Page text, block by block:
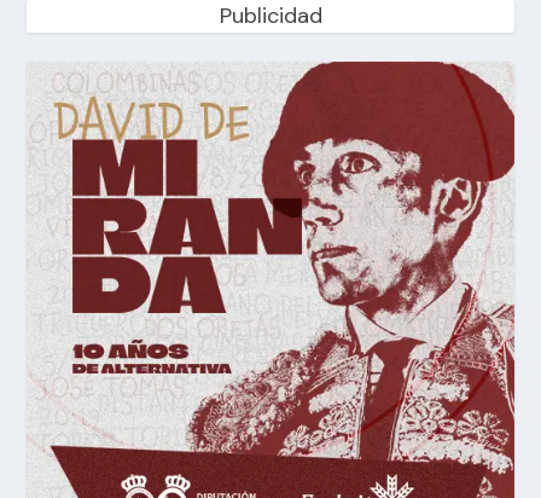
Publicidad